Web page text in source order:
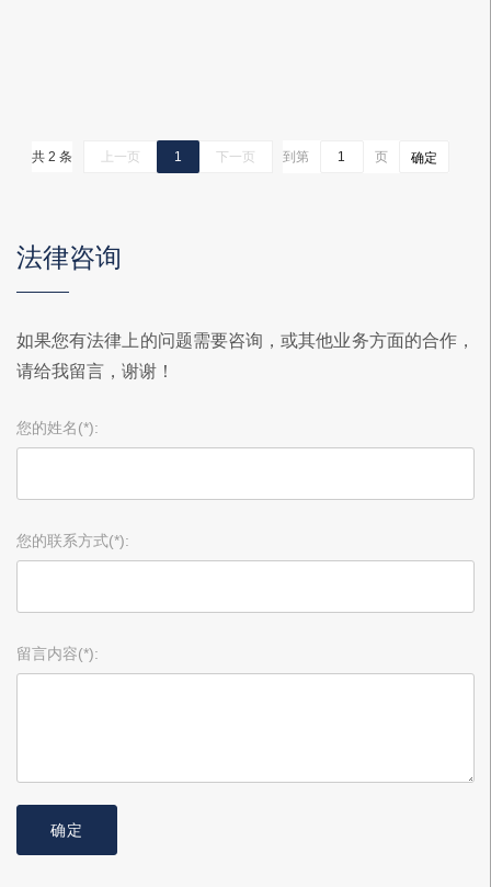
共 2 条 上一页 1 下一页 到第 页 确定
法律咨询
如果您有法律上的问题需要咨询，或其他业务方面的合作，
请给我留言，谢谢！
您的姓名(*):
您的联系方式(*):
留言内容(*):